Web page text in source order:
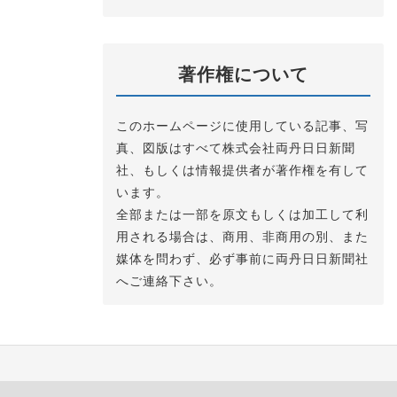
著作権について
このホームページに使用している記事、写
真、図版はすべて株式会社両丹日日新聞
社、もしくは情報提供者が著作権を有して
います。
全部または一部を原文もしくは加工して利
用される場合は、商用、非商用の別、また
媒体を問わず、必ず事前に両丹日日新聞社
へご連絡下さい。